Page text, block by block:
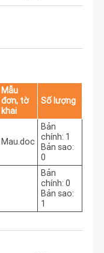
Mẫu
đơn, tờ
khai
Số lượng
Mau.doc
Bản
chính: 1
Bản sao:
0
Bản
chính: 0
Bản sao:
1